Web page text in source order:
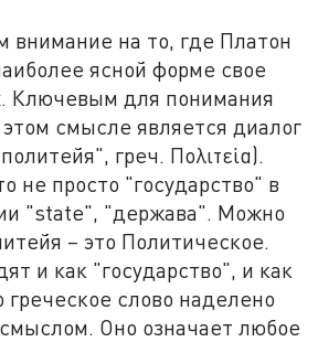
внимание на то, где Платон
ясной форме свое
Ключевым для понимания
смысле является диалог
греч. Πολιτεία).
не просто "государство" в
"state", "держава". Можно
– это Политическое.
и как "государство", и как
греческое слово наделено
Оно означает любое